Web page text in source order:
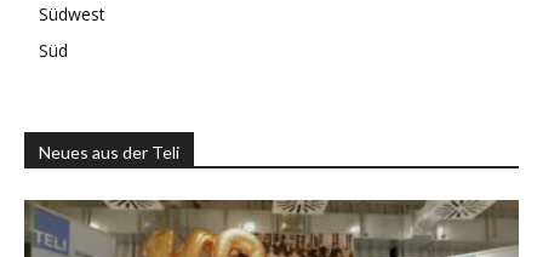
Südwest
Süd
Neues aus der Teli